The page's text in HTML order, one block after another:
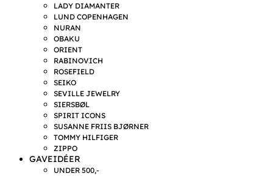
LADY DIAMANTER
LUND COPENHAGEN
NURAN
OBAKU
ORIENT
RABINOVICH
ROSEFIELD
SEIKO
SEVILLE JEWELRY
SIERSBØL
SPIRIT ICONS
SUSANNE FRIIS BJØRNER
TOMMY HILFIGER
ZIPPO
GAVEIDÉER
UNDER 500,-